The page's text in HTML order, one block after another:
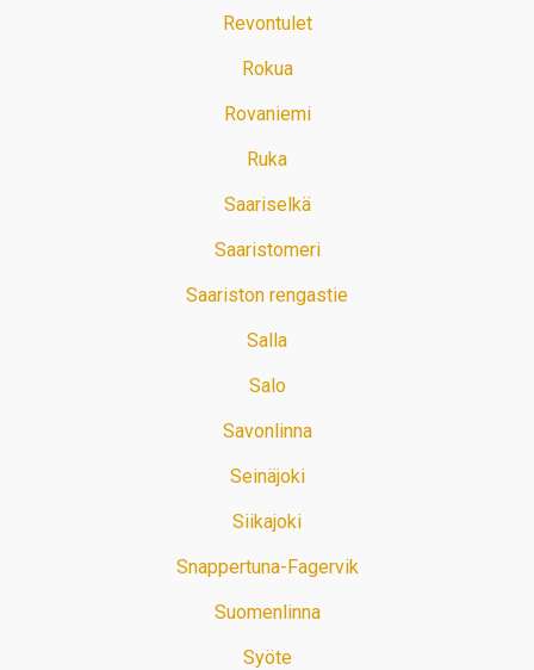
Revontulet
Rokua
Rovaniemi
Ruka
Saariselkä
Saaristomeri
Saariston rengastie
Salla
Salo
Savonlinna
Seinäjoki
Siikajoki
Snappertuna-Fagervik
Suomenlinna
Syöte